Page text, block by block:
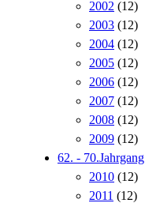
2002 (12)
2003 (12)
2004 (12)
2005 (12)
2006 (12)
2007 (12)
2008 (12)
2009 (12)
62. - 70.Jahrgang
2010 (12)
2011 (12)